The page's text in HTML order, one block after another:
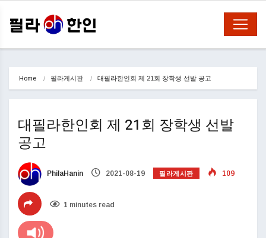
Home 필라게시판 대필라한인회 제 21회 장학생 선발 공고
대필라한인회 제 21회 장학생 선발
공고
PhilaHanin 2021-08-19 필라게시판 109
1 minutes read